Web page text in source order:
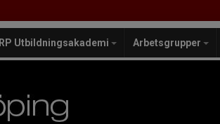
RP Utbildningsakademi Arbetsgrupper